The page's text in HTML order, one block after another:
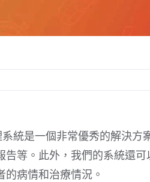
統是一個非常優秀的解決方
等。此外，我們的系統還
病情和治療情況。